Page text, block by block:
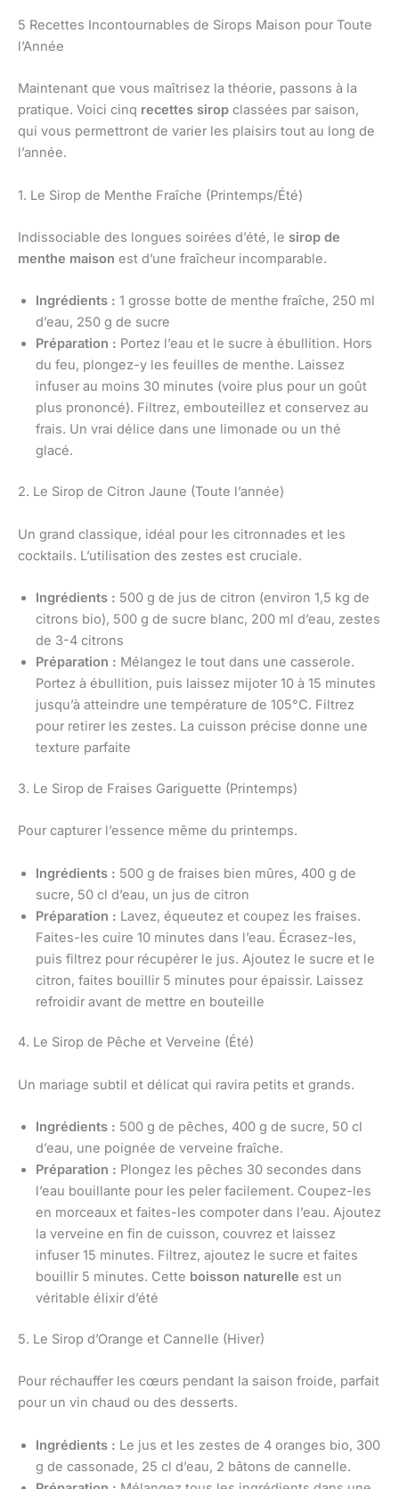
5 Recettes Incontournables de Sirops Maison pour Toute
l’Année
Maintenant que vous maîtrisez la théorie, passons à la
pratique. Voici cinq recettes sirop classées par saison,
qui vous permettront de varier les plaisirs tout au long de
l’année.
1. Le Sirop de Menthe Fraîche (Printemps/Été)
Indissociable des longues soirées d’été, le sirop de
menthe maison est d’une fraîcheur incomparable.
Ingrédients : 1 grosse botte de menthe fraîche, 250 ml
d’eau, 250 g de sucre
Préparation : Portez l’eau et le sucre à ébullition. Hors
du feu, plongez-y les feuilles de menthe. Laissez
infuser au moins 30 minutes (voire plus pour un goût
plus prononcé). Filtrez, embouteillez et conservez au
frais. Un vrai délice dans une limonade ou un thé
glacé.
2. Le Sirop de Citron Jaune (Toute l’année)
Un grand classique, idéal pour les citronnades et les
cocktails. L’utilisation des zestes est cruciale.
Ingrédients : 500 g de jus de citron (environ 1,5 kg de
citrons bio), 500 g de sucre blanc, 200 ml d’eau, zestes
de 3-4 citrons
Préparation : Mélangez le tout dans une casserole.
Portez à ébullition, puis laissez mijoter 10 à 15 minutes
jusqu’à atteindre une température de 105°C. Filtrez
pour retirer les zestes. La cuisson précise donne une
texture parfaite
3. Le Sirop de Fraises Gariguette (Printemps)
Pour capturer l’essence même du printemps.
Ingrédients : 500 g de fraises bien mûres, 400 g de
sucre, 50 cl d’eau, un jus de citron
Préparation : Lavez, équeutez et coupez les fraises.
Faites-les cuire 10 minutes dans l’eau. Écrasez-les,
puis filtrez pour récupérer le jus. Ajoutez le sucre et le
citron, faites bouillir 5 minutes pour épaissir. Laissez
refroidir avant de mettre en bouteille
4. Le Sirop de Pêche et Verveine (Été)
Un mariage subtil et délicat qui ravira petits et grands.
Ingrédients : 500 g de pêches, 400 g de sucre, 50 cl
d’eau, une poignée de verveine fraîche.
Préparation : Plongez les pêches 30 secondes dans
l’eau bouillante pour les peler facilement. Coupez-les
en morceaux et faites-les compoter dans l’eau. Ajoutez
la verveine en fin de cuisson, couvrez et laissez
infuser 15 minutes. Filtrez, ajoutez le sucre et faites
bouillir 5 minutes. Cette boisson naturelle est un
véritable élixir d’été
5. Le Sirop d’Orange et Cannelle (Hiver)
Pour réchauffer les cœurs pendant la saison froide, parfait
pour un vin chaud ou des desserts.
Ingrédients : Le jus et les zestes de 4 oranges bio, 300
g de cassonade, 25 cl d’eau, 2 bâtons de cannelle.